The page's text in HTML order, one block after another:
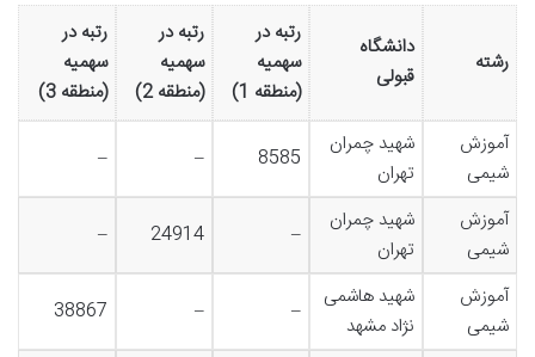
رشته
دانشگاه
قبولی
رتبه در
سهمیه
(منطقه 1)
رتبه در
سهمیه
(منطقه 2)
رتبه در
سهمیه
(منطقه 3)
آموزش
شیمی
شهید چمران
تهران
8585
–
–
آموزش
شیمی
شهید چمران
تهران
–
24914
–
آموزش
شیمی
شهید هاشمی
نژاد مشهد
–
–
38867